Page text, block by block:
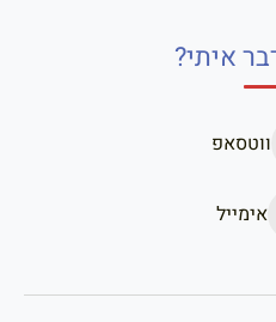
איתי?
ווטסאפ
אימייל